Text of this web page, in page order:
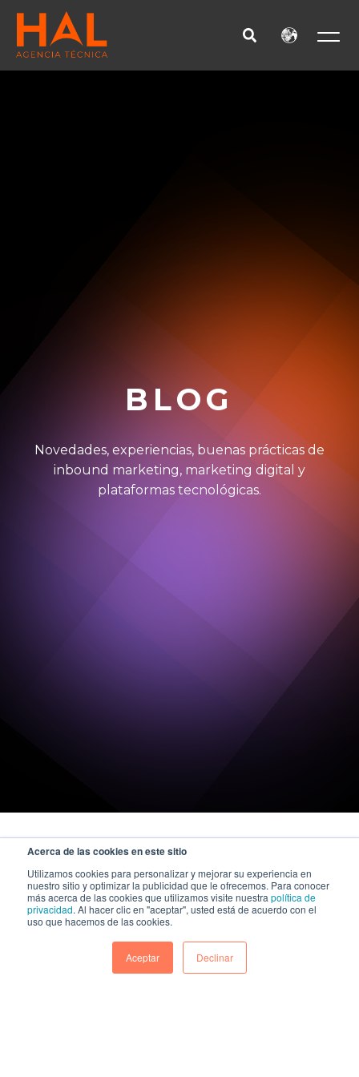
Acerca de las cookies en este sitio
Utilizamos cookies para personalizar y mejorar su experiencia en
nuestro sitio y optimizar la publicidad que le ofrecemos. Para conocer
más acerca de las cookies que utilizamos visite nuestra política de
privacidad. Al hacer clic en "aceptar", usted está de acuerdo con el
uso que hacemos de las cookies.
Aceptar Declinar
BLOG
Novedades, experiencias, buenas prácticas de
inbound marketing, marketing digital y
plataformas tecnológicas.